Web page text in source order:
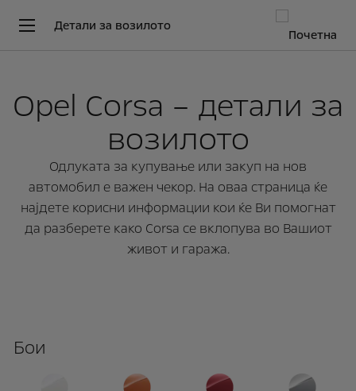
Детали за возилото
Opel Corsa – детали за
возилото
Одлуката за купување или закуп на нов
автомобил е важен чекор. На оваа страница ќе
најдете корисни информации кои ќе Ви помогнат
да разберете како Corsa се вклопува во Вашиот
живот и гаража.
Бои